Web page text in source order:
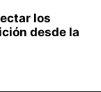
los
desde la